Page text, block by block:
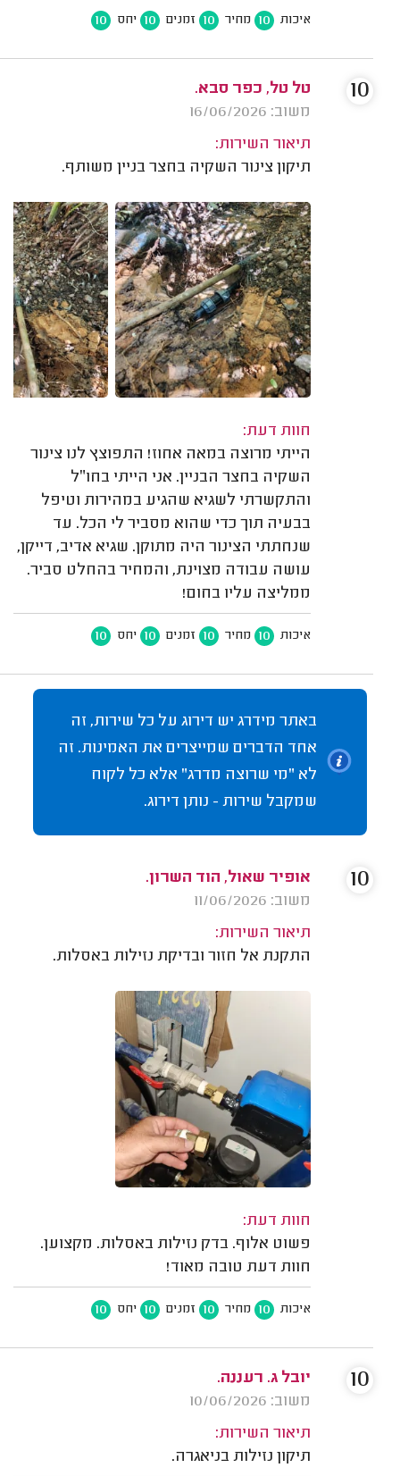
איכות 10 מחיר 10 זמנים 10 יחס 10
טל טל, כפר סבא.
משוב: 16/06/2026
תיאור השירות:
תיקון צינור השקיה בחצר בניין משותף.
חוות דעת:
הייתי מרוצה במאה אחוז! התפוצץ לנו צינור
השקיה בחצר הבניין. אני הייתי בחו״ל
והתקשרתי לשגיא שהגיע במהירות וטיפל
בבעיה תוך כדי שהוא מסביר לי הכל. עד
שנחתתי הצינור היה מתוקן. שגיא אדיב, דייקן,
עושה עבודה מצוינת, והמחיר בהחלט סביר.
ממליצה עליו בחום!
איכות 10 מחיר 10 זמנים 10 יחס 10
10
באתר מידרג יש דירוג על כל שירות, זה
אחד הדברים שמייצרים את האמינות. זה
לא "מי שרוצה מדרג" אלא כל לקוח
שמקבל שירות - נותן דירוג.
אופיר שאול, הוד השרון.
משוב: 11/06/2026
תיאור השירות:
התקנת אל חזור ובדיקת נזילות באסלות.
חוות דעת:
פשוט אלוף. בדק נזילות באסלות. מקצוען.
חוות דעת טובה מאוד!
איכות 10 מחיר 10 זמנים 10 יחס 10
10
יובל ג. רעננה.
משוב: 10/06/2026
תיאור השירות:
תיקון נזילות בניאגרה.
10